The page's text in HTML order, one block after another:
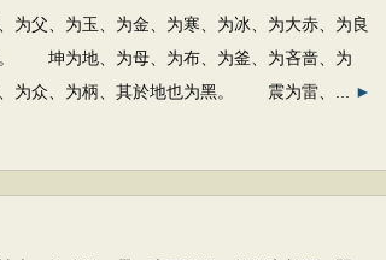
、为玉、为金、为寒、为冰、为大赤、为良
。 坤为地、为母、为布、为釜、为吝啬、为
为众、为柄、其於地也为黑。 震为雷、...
►